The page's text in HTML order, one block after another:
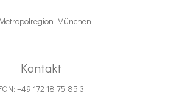
München
Kontakt
+49 172 18 75 85 3